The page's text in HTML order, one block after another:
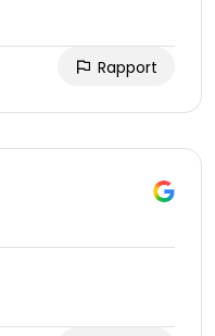
Rapport